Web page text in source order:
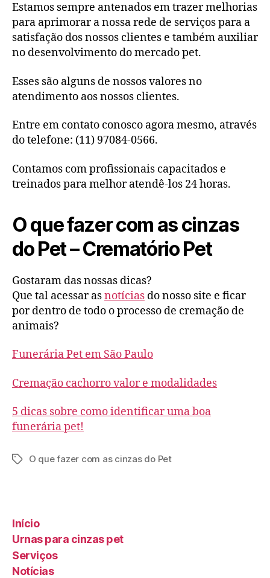
Estamos sempre antenados em trazer melhorias
para aprimorar a nossa rede de serviços para a
satisfação dos nossos clientes e também auxiliar
no desenvolvimento do mercado pet.
Esses são alguns de nossos valores no
atendimento aos nossos clientes.
Entre em contato conosco agora mesmo, através
do telefone: (11) 97084-0566.
Contamos com profissionais capacitados e
treinados para melhor atendê-los 24 horas.
O que fazer com as cinzas
do Pet – Crematório Pet
Gostaram das nossas dicas?
Que tal acessar asnotícias do nosso site e ficar
por dentro de todo o processo de cremação de
animais?
Funerária Pet em São Paulo
Cremação cachorro valor e modalidades
5 dicas sobre como identificar uma boa
funerária pet!
O que fazer com as cinzas do Pet
Início
Urnas para cinzas pet
Serviços
Notícias